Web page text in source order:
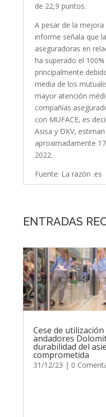
de 22,9 puntos.
A pesar de la
informe señala que
aseguradoras en
ha superado el
principalmente
media de los
mayor atención
compañías
con MUFACE, es
Asisa y DKV,
aproximadamente
2022.
Fuente: La razón .es
ENTRADAS
Cese de
andadores
durabilidad del
comprometida
31/12/23 | 0